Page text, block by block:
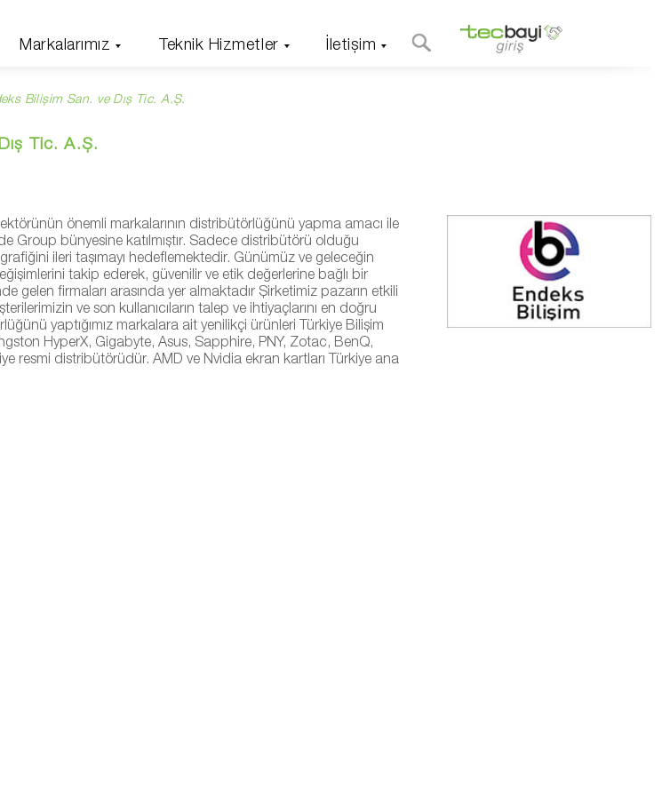
Markalarımız Teknik Hizmetler İletişim
Bilişim San. ve Dış Tic. A.Ş.
Tic. A.Ş.
önemli markalarının distribütörlüğünü yapma amacı ile
Group bünyesine katılmıştır. Sadece distribütörü olduğu
ileri taşımayı hedeflemektedir. Günümüz ve geleceğin
takip ederek, güvenilir ve etik değerlerine bağlı bir
gelen firmaları arasında yer almaktadır Şirketimiz pazarın etkili
ve son kullanıcıların talep ve ihtiyaçlarını en doğru
yaptığımız markalara ait yenilikçi ürünleri Türkiye Bilişim
HyperX, Gigabyte, Asus, Sapphire, PNY, Zotac, BenQ,
resmi distribütörüdür. AMD ve Nvidia ekran kartları Türkiye ana